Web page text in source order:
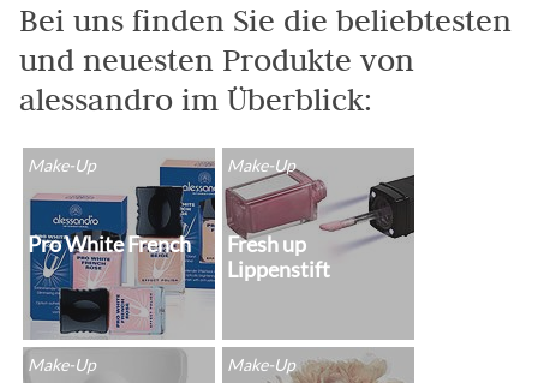
Bei uns finden Sie die beliebtesten
und neuesten Produkte von
alessandro im Überblick:
Make-Up
Pro White French
Make-Up
Fresh up
Lippenstift
Make-Up Make-Up